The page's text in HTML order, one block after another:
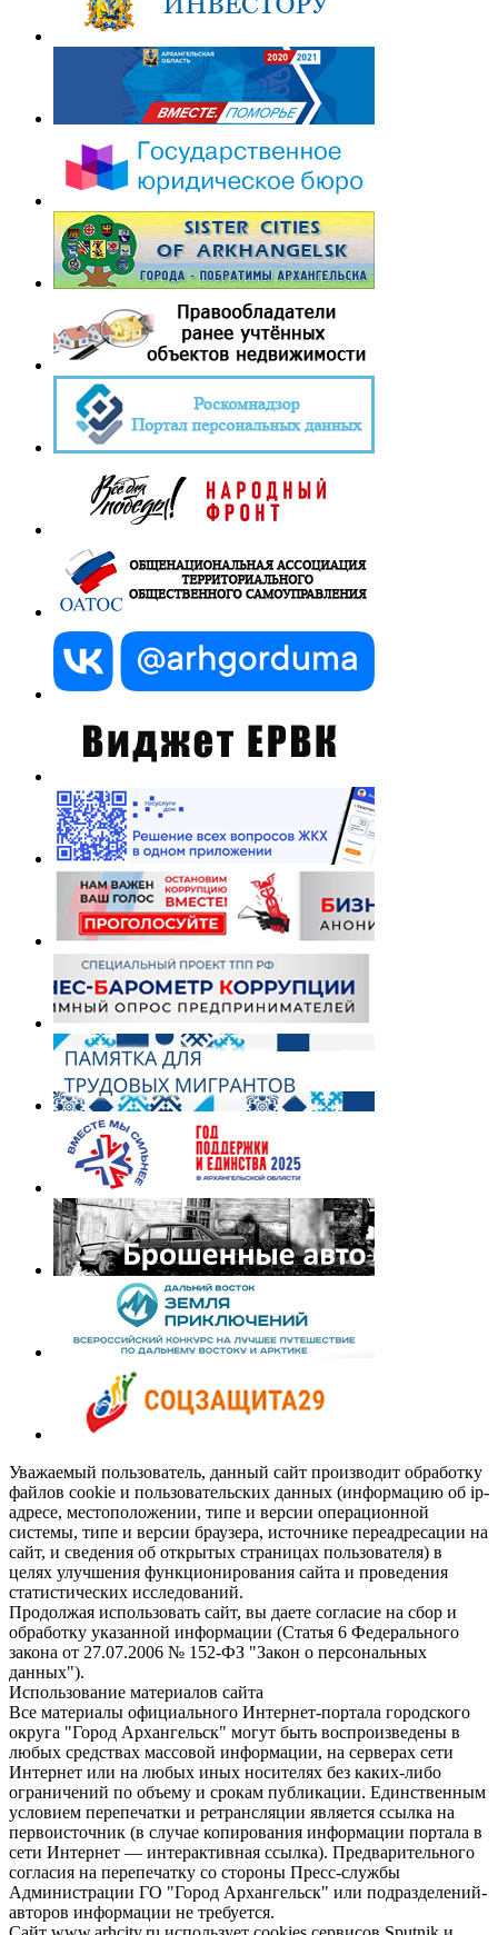
Уважаемый пользователь, данный сайт производит обработку
файлов cookie и пользовательских данных (информацию об ip-
адресе, местоположении, типе и версии операционной
системы, типе и версии браузера, источнике переадресации на
сайт, и сведения об открытых страницах пользователя) в
целях улучшения функционирования сайта и проведения
статистических исследований.
Продолжая использовать сайт, вы даете согласие на сбор и
обработку указанной информации (Статья 6 Федерального
закона от 27.07.2006 № 152-ФЗ "Закон о персональных
данных").
Использование материалов сайта
Все материалы официального Интернет-портала городского
округа "Город Архангельск" могут быть воспроизведены в
любых средствах массовой информации, на серверах сети
Интернет или на любых иных носителях без каких-либо
ограничений по объему и срокам публикации. Единственным
условием перепечатки и ретрансляции является ссылка на
первоисточник (в случае копирования информации портала в
сети Интернет — интерактивная ссылка). Предварительного
согласия на перепечатку со стороны Пресс-службы
Администрации ГО "Город Архангельск" или подразделений-
авторов информации не требуется.